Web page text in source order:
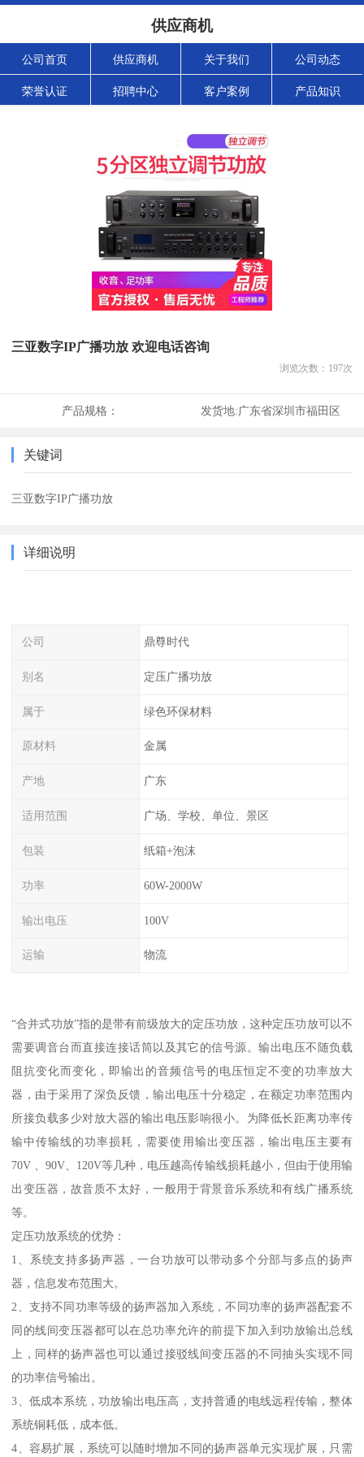
供应商机
公司首页 供应商机 关于我们 公司动态
荣誉认证 招聘中心 客户案例 产品知识
三亚数字IP广播功放 欢迎电话咨询
浏览次数： 197次
产品规格： 发货地:广东省深圳市福田区
关键词
三亚数字IP广播功放
详细说明
公司 鼎尊时代
别名 定压广播功放
属于 绿色环保材料
原材料 金属
产地 广东
适用范围 广场、学校、单位、景区
包装 纸箱+泡沫
功率 60W-2000W
输出电压 100V
运输 物流
“合并式功放”指的是带有前级放大的定压功放，这种定压功放可以不
需要调音台而直接连接话筒以及其它的信号源。输出电压不随负载
阻抗变化而变化，即输出的音频信号的电压恒定不变的功率放大
器，由于采用了深负反馈，输出电压十分稳定，在额定功率范围内
所接负载多少对放大器的输出电压影响很小。为降低长距离功率传
输中传输线的功率损耗，需要使用输出变压器，输出电压主要有
70V 、90V、120V等几种，电压越高传输线损耗越小，但由于使用输
出变压器，故音质不太好，一般用于背景音乐系统和有线广播系统
等。
定压功放系统的优势：
1、系统支持多扬声器，一台功放可以带动多个分部与多点的扬声
器，信息发布范围大。
2、支持不同功率等级的扬声器加入系统，不同功率的扬声器配套不
同的线间变压器都可以在总功率允许的前提下加入到功放输出总线
上，同样的扬声器也可以通过接驳线间变压器的不同抽头实现不同
的功率信号输出。
3、低成本系统，功放输出电压高，支持普通的电线远程传输，整体
系统铜耗低，成本低。
4、容易扩展，系统可以随时增加不同的扬声器单元实现扩展，只需